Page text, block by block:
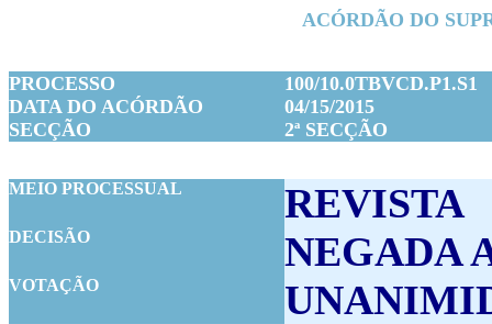
ACÓRDÃO DO
PROCESSO
100/10.0TBVCD.P1.S1
DATA DO ACÓRDÃO
04/15/2015
SECÇÃO 2ª SECÇÃO
MEIO PROCESSUAL
REVISTA
DECISÃO NEGADA
VOTAÇÃO